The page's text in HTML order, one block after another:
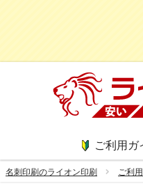
ご利用ガ
名刺印刷のライオン印刷 ご利